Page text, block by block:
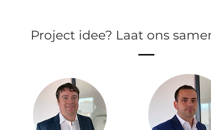
Project idee? Laat ons